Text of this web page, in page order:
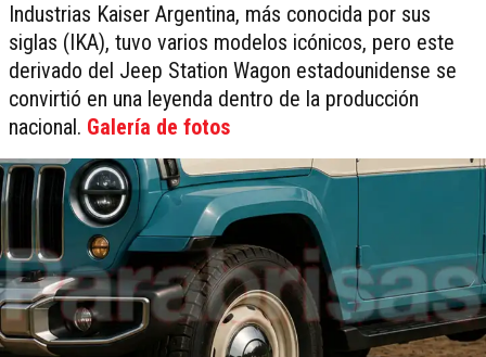
Industrias Kaiser Argentina, más conocida por sus
siglas (IKA), tuvo varios modelos icónicos, pero este
derivado del Jeep Station Wagon estadounidense se
convirtió en una leyenda dentro de la producción
nacional. Galería de fotos